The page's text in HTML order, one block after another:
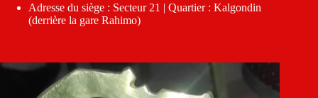
Adresse du siège : Secteur 21 | Quartier : Kalgondin
(derrière la gare Rahimo)